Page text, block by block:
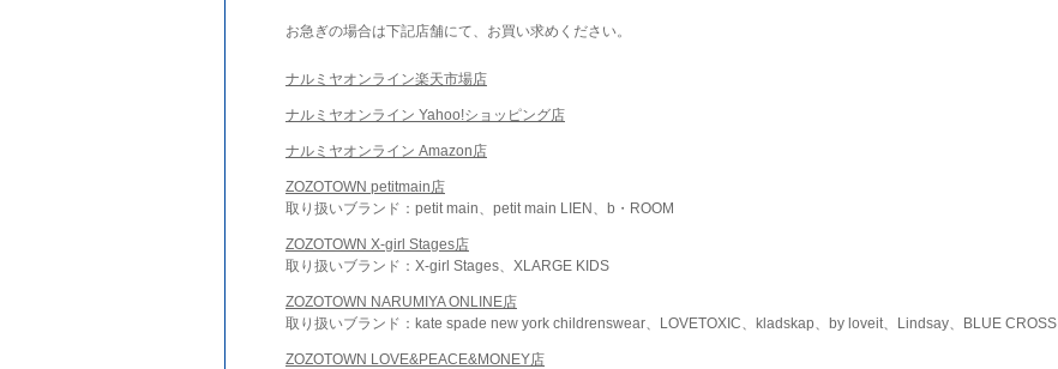
お急ぎの場合は下記店舗にて、お買い求めください。
ナルミヤオンライン楽天市場店
ナルミヤオンライン Yahoo!ショッピング店
ナルミヤオンライン Amazon店
ZOZOTOWN petitmain店
取り扱いブランド：petit main、petit main LIEN、b・ROOM
ZOZOTOWN X-girl Stages店
取り扱いブランド：X-girl Stages、XLARGE KIDS
ZOZOTOWN NARUMIYA ONLINE店
取り扱いブランド：kate spade new york childrenswear、LOVETOXIC、kladskap、by loveit、Lindsay、BLUE CROSS
ZOZOTOWN LOVE&PEACE&MONEY店